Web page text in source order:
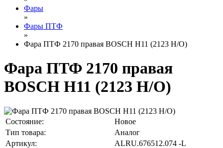
Фары
»
Фары ПТФ
»
Фара ПТФ 2170 правая BOSCH Н11 (2123 Н/О)
Фара ПТФ 2170 правая
BOSCH Н11 (2123 Н/О)
Состояние:
Новое
Тип товара:
Аналог
Артикул:
ALRU.676512.074 -L